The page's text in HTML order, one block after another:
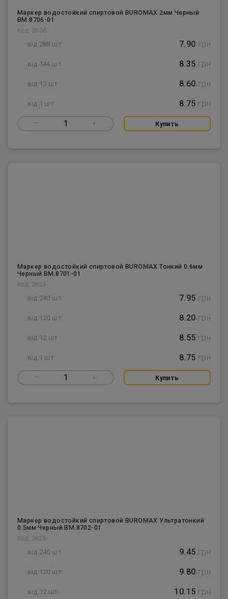
Маркер водостойкий спиртовой BUROMAX 2мм Черный
BM.8706-01
Код: 3636
від 288 шт 7.90 грн
від 144 шт 8.35 грн
від 12 шт 8.60 грн
від 1 шт 8.75 грн
– 1 + Купить
Маркер водостойкий спиртовой BUROMAX Тонкий 0.6мм
Черный BM.8701-01
Код: 3624
від 240 шт 7.95 грн
від 120 шт 8.20 грн
від 12 шт 8.55 грн
від 1 шт 8.75 грн
– 1 + Купить
Маркер водостойкий спиртовой BUROMAX Ультратонкий
0.5мм Черный BM.8702-01
Код: 3625
від 240 шт 9.45 грн
від 120 шт 9.80 грн
від 12 шт 10.15 грн